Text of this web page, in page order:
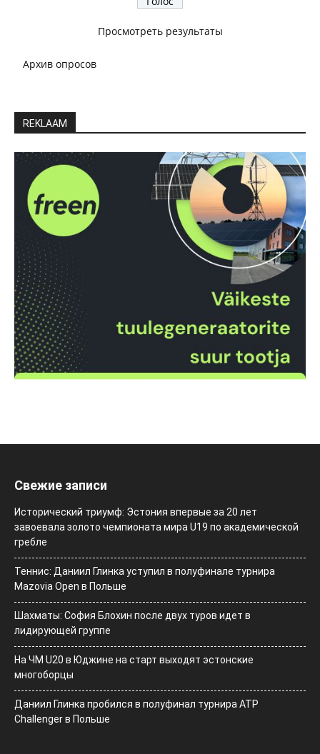
Просмотреть результаты
Архив опросов
REKLAAM
Свежие записи
Исторический триумф: Эстония впервые за 20 лет
завоевала золото чемпионата мира U19 по академической
гребле
Теннис: Даниил Глинка уступил в полуфинале турнира
Mazovia Open в Польше
Шахматы: София Блохин после двух туров идет в
лидирующей группе
На ЧМ U20 в Юджине на старт выходят эстонские
многоборцы
Даниил Глинка пробился в полуфинал турнира ATP
Challenger в Польше